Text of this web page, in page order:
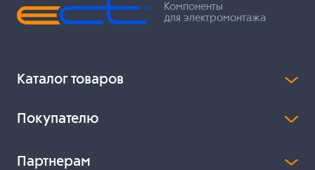
Компоненты
для электромонтажа
Каталог товаров
Покупателю
Партнерам